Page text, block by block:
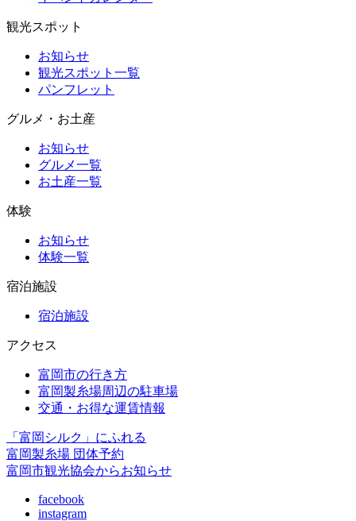
観光スポット
お知らせ
観光スポット一覧
パンフレット
グルメ・お土産
お知らせ
グルメ一覧
お土産一覧
体験
お知らせ
体験一覧
宿泊施設
宿泊施設
アクセス
富岡市の行き方
富岡製糸場周辺の駐車場
交通・お得な運賃情報
「富岡シルク」にふれる
富岡製糸場 団体予約
富岡市観光協会からお知らせ
facebook
instagram